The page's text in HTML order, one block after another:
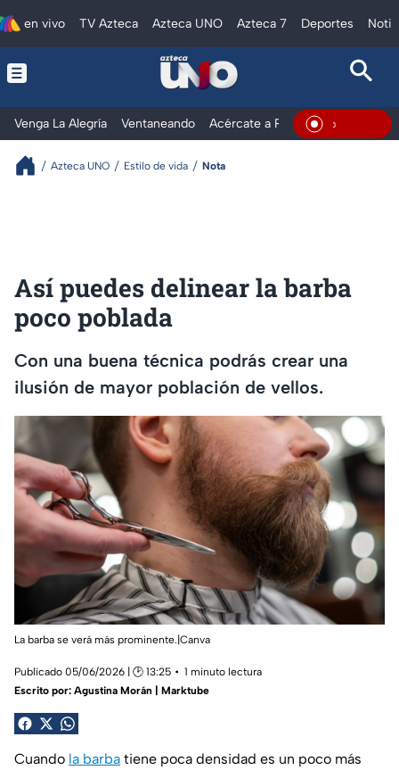
en vivo TV Azteca Azteca UNO Azteca 7 Deportes
Venga La Alegría Ventaneando Acércate a Rocío Al ExtremoEn Vivo
Azteca UNO Estilo de vida Nota
Así puedes delinear la barba
poco poblada
Con una buena técnica podrás crear una
ilusión de mayor población de vellos.
La barba se verá más prominente.|Canva
Publicado 05/06/2026 | 🕑 13:25
1 minuto lectura
Escrito por: Agustina Morán | Marktube
Cuando la barba tiene poca densidad es un poco más